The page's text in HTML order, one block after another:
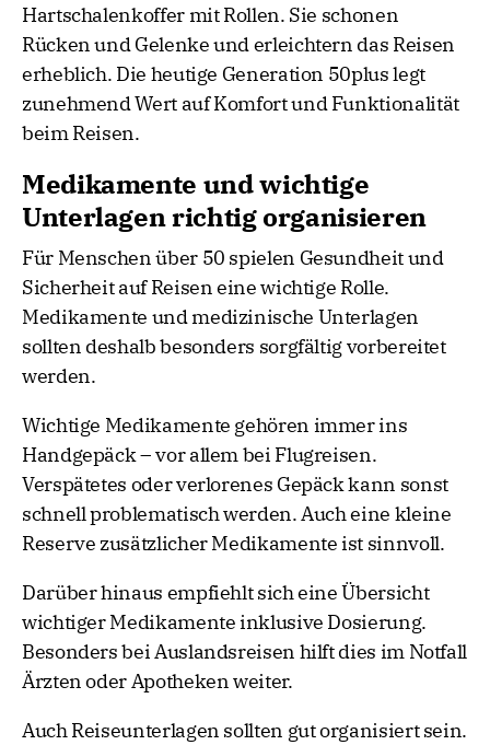
Hartschalenkoffer mit Rollen. Sie schonen
Rücken und Gelenke und erleichtern das Reisen
erheblich. Die heutige Generation 50plus legt
zunehmend Wert auf Komfort und Funktionalität
beim Reisen.
Medikamente und wichtige
Unterlagen richtig organisieren
Für Menschen über 50 spielen Gesundheit und
Sicherheit auf Reisen eine wichtige Rolle.
Medikamente und medizinische Unterlagen
sollten deshalb besonders sorgfältig vorbereitet
werden.
Wichtige Medikamente gehören immer ins
Handgepäck – vor allem bei Flugreisen.
Verspätetes oder verlorenes Gepäck kann sonst
schnell problematisch werden. Auch eine kleine
Reserve zusätzlicher Medikamente ist sinnvoll.
Darüber hinaus empfiehlt sich eine Übersicht
wichtiger Medikamente inklusive Dosierung.
Besonders bei Auslandsreisen hilft dies im Notfall
Ärzten oder Apotheken weiter.
Auch Reiseunterlagen sollten gut organisiert sein.